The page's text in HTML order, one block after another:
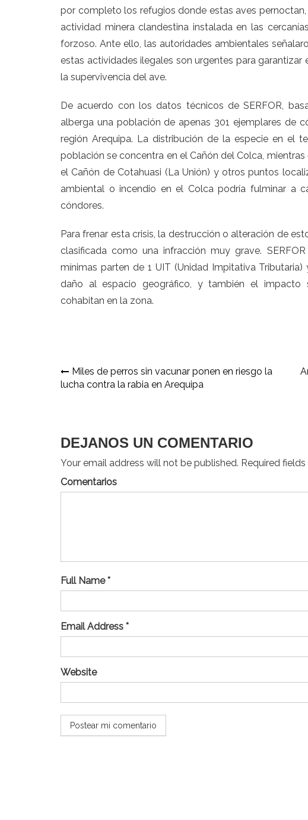
por completo los refugios donde estas aves
actividad minera clandestina instalada en las
forzoso. Ante ello, las autoridades ambientales
estas actividades ilegales son urgentes para
la supervivencia del ave.
De acuerdo con los datos técnicos de SERFOR,
alberga una población de apenas 301 ejemplares de
región Arequipa. La distribución de la especie en el
población se concentra en el Cañón del Colca,
el Cañón de Cotahuasi (La Unión) y otros puntos
ambiental o incendio en el Colca podría fulminar a
cóndores.
Para frenar esta crisis, la destrucción o alteración de
clasificada como una infracción muy grave.
mínimas parten de 1 UIT (Unidad Impitativa
daño al espacio geográfico, y también el impacto
cohabitan en la zona.
Navegación
de
Miles de perros sin vacunar ponen en riesgo la
lucha contra la rabia en Arequipa
DEJANOS UN COMENTARIO
Your email address will not be published. Required fields
Comentarios
Full Name *
Email Address *
Website